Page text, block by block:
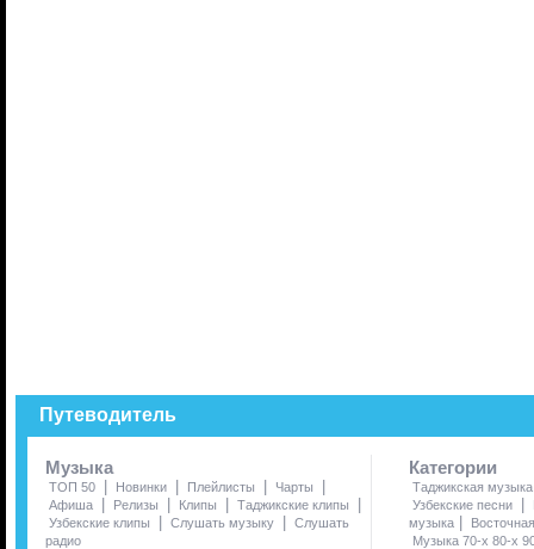
Путеводитель
Музыка
ТОП 50 | Новинки | Плейлисты | Чарты |
Афиша | Релизы | Клипы | Таджикские клипы |
Узбекские клипы | Слушать музыку | Слушать
радио
Категории
Таджикская музыка
Узбекские песни
|
музыка |
Музыка 70-х 80-х